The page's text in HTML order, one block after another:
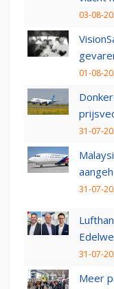
03-08-
01-08-
31-07-
31-07-
31-07-
Meer